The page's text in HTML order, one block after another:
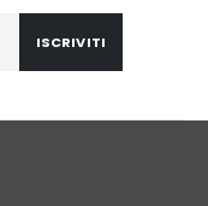
ISCRIVITI